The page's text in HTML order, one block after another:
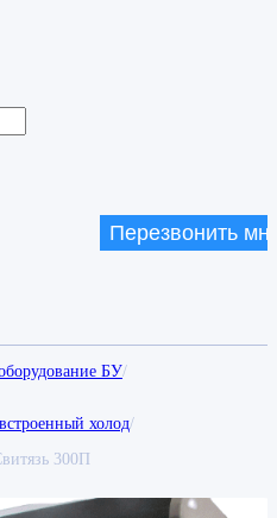
Перезвонить
БУ/
холод/
300П